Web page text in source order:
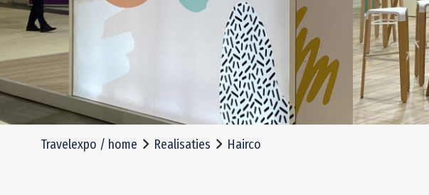
Travelexpo / home Realisaties Hairco